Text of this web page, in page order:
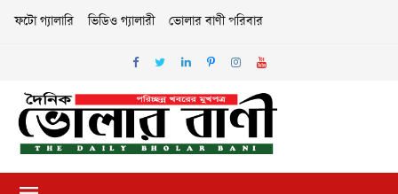
ফটো গ্যালারি ভিডিও গ্যালারী ভোলার বাণী পরিবার